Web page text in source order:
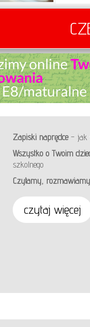
Zapiski naprędce– jak
Wszystko o Twoim
szkolnego
Czytamy, rozmawiamy
czytaj więcej